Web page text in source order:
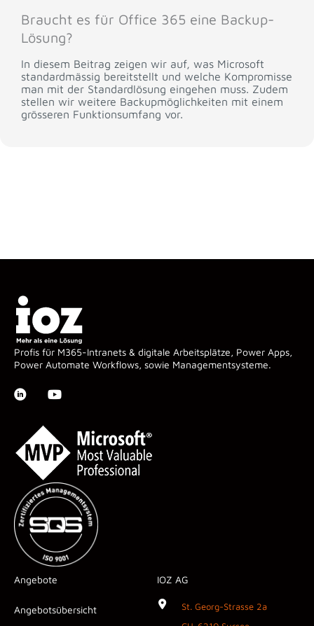
Braucht es für Office 365 eine Backup-
Lösung?
In diesem Beitrag zeigen wir auf, was Microsoft
standardmässig bereitstellt und welche Kompromisse
man mit der Standardlösung eingehen muss. Zudem
stellen wir weitere Backupmöglichkeiten mit einem
grösseren Funktionsumfang vor.
Profis für M365-Intranets & digitale Arbeitsplätze, Power Apps,
Power Automate Workflows, sowie Managementsysteme.
Angebote
Angebotsübersicht
IOZ AG
St. Georg-Strasse 2a